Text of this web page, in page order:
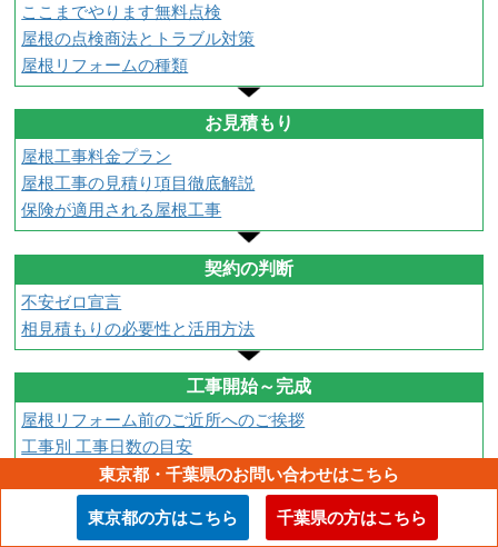
ここまでやります無料点検
屋根の点検商法とトラブル対策
屋根リフォームの種類
お見積もり
屋根工事料金プラン
屋根工事の見積り項目徹底解説
保険が適用される屋根工事
契約の判断
不安ゼロ宣言
相見積もりの必要性と活用方法
工事開始～完成
屋根リフォーム前のご近所へのご挨拶
工事別 工事日数の目安
工事中の不安をマイスター制度で解消
引き渡し前点検～工事完了のご報告
東京都・千葉県のお問い合わせはこちら
東京都の方はこちら 千葉県の方はこちら